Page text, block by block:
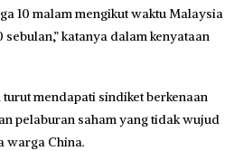
10 malam mengikut waktu Malaysia
katanya dalam kenyataan
mendapati sindiket berkenaan
pelaburan saham yang tidak wujud
warga China.